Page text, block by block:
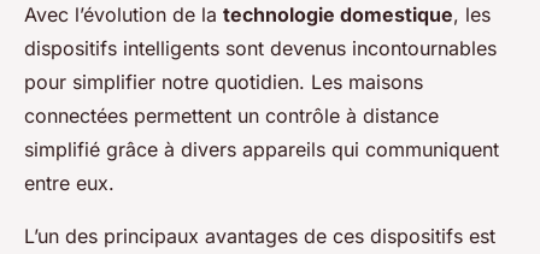
Avec l’évolution de la technologie domestique, les
dispositifs intelligents sont devenus incontournables
pour simplifier notre quotidien. Les maisons
connectées permettent un contrôle à distance
simplifié grâce à divers appareils qui communiquent
entre eux.
L’un des principaux avantages de ces dispositifs est